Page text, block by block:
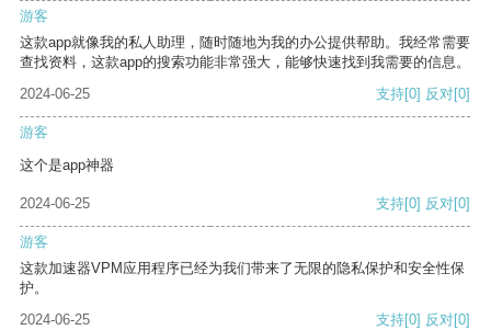
游客
这款app就像我的私人助理，随时随地为我的办公提供帮助。我经常需要
查找资料，这款app的搜索功能非常强大，能够快速找到我需要的信息。
2024-06-25
支持[0] 反对[0]
游客
这个是app神器
2024-06-25 支持[0] 反对[0]
游客
这款加速器VPM应用程序已经为我们带来了无限的隐私保护和安全性保
护。
2024-06-25
支持[0] 反对[0]